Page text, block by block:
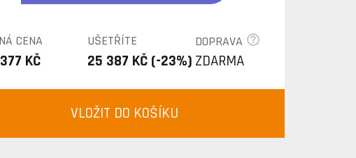
CENA UŠETŘÍTE DOPRAVA
KČ 25 387 KČ (-23%) ZDARMA
VLOŽIT DO KOŠÍKU